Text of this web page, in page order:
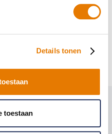
Details tonen
toestaan